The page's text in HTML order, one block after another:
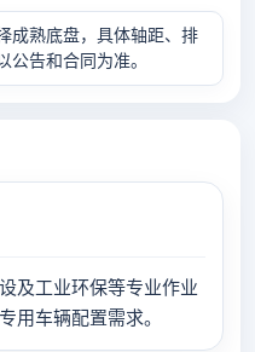
成熟底盘，具体轴距、排
公告和合同为准。
及工业环保等专业作业
用车辆配置需求。